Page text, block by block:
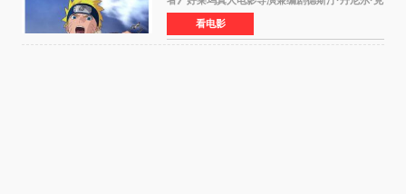
雷顿近日在采访中分享了对主角鸣人成长弧光的
理解，透露电影将深入探索鸣人作为局外人的情
感历程。
看电影